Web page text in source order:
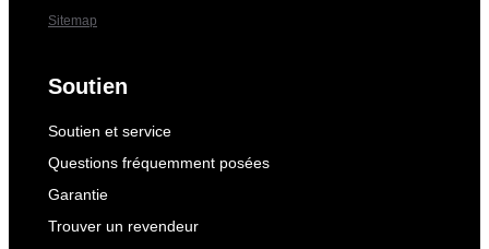
Sitemap
Soutien
Soutien et service
Questions fréquemment posées
Garantie
Trouver un revendeur